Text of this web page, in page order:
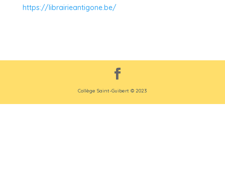
https://librairieantigone.be/
Collège Saint-Guibert © 2023